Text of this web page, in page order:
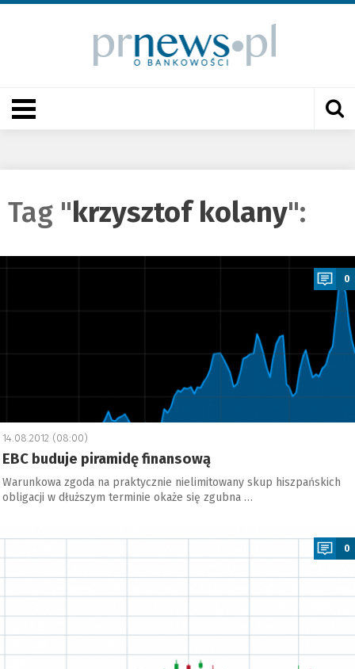
Tag "krzysztof kolany":
0
14.08.2012 (08:00)
EBC buduje piramidę finansową
Warunkowa zgoda na praktycznie nielimitowany skup hiszpańskich
obligacji w dłuższym terminie okaże się zgubna …
0